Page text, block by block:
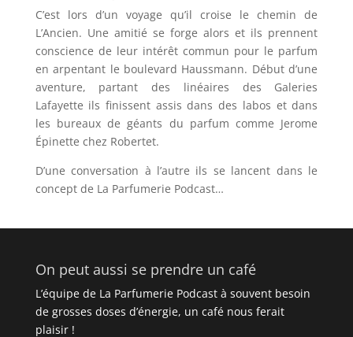
C’est lors d’un voyage qu’il croise le chemin de
L’Ancien. Une amitié se forge alors et ils prennent
conscience de leur intérêt commun pour le parfum
en arpentant le boulevard Haussmann. Début d’une
aventure, partant des linéaires des Galeries
Lafayette ils finissent assis dans des labos et dans
les bureaux de géants du parfum comme Jerome
Épinette chez Robertet.
D’une conversation à l’autre ils se lancent dans le
concept de La Parfumerie Podcast…
On peut aussi se prendre un café
L’équipe de La Parfumerie Podcast à souvent besoin
de grosses doses d’énergie, un café nous ferait
plaisir !